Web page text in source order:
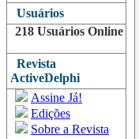
Usuários
218 Usuários Online
Revista
ActiveDelphi
Assine Já!
Edições
Sobre a Revista